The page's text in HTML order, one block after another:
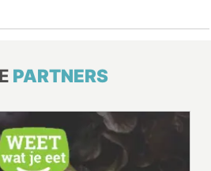
PARTNERS